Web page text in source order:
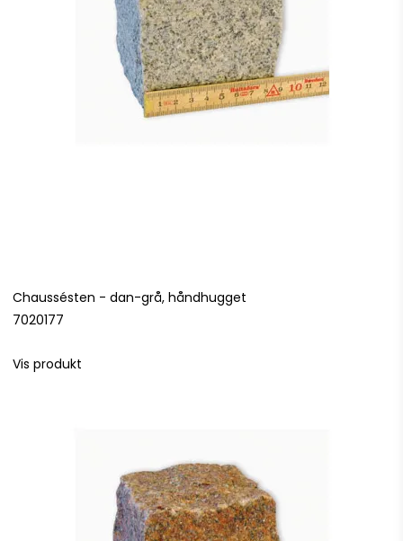
Chaussésten - dan-grå, håndhugget
7020177
Vis produkt